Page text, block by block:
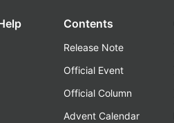
Contents
Release Note
Official Event
Official Column
Advent Calendar